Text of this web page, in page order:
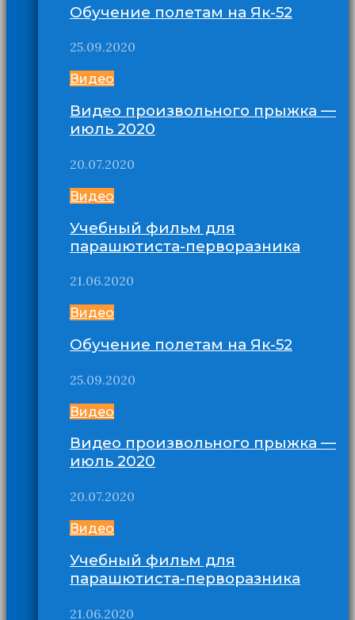
Обучение полетам на Як-52
25.09.2020
Видео
Видео произвольного прыжка —
июль 2020
20.07.2020
Видео
Учебный фильм для
парашютиста-перворазника
21.06.2020
Видео
Обучение полетам на Як-52
25.09.2020
Видео
Видео произвольного прыжка —
июль 2020
20.07.2020
Видео
Учебный фильм для
парашютиста-перворазника
21.06.2020